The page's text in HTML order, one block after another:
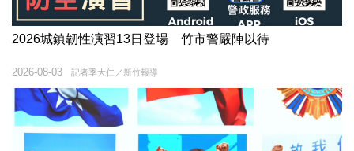
2026城鎮韌性演習13日登場 竹市警嚴陣以待
記者季大仁／新竹報導
2026-08-03